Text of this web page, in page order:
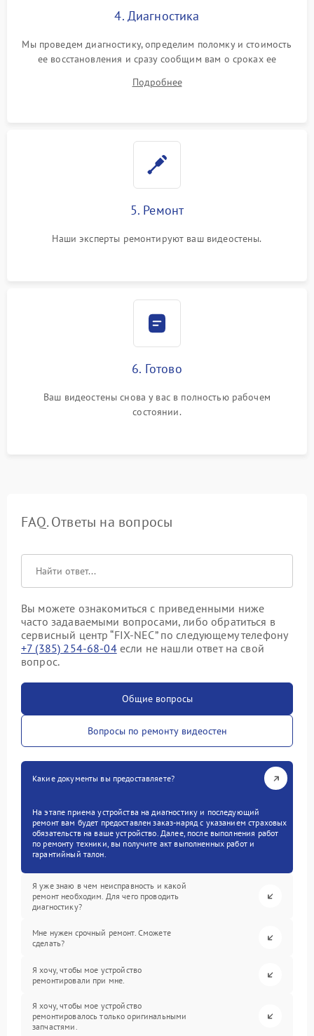
4. Диагностика
Мы проведем диагностику, определим поломку и стоимость
ее восстановления и сразу сообщим вам о сроках ее
Подробнее
5. Ремонт
Наши эксперты ремонтируют ваш видеостены.
6. Готово
Ваш видеостены снова у вас в полностью рабочем
состоянии.
FAQ. Ответы на вопросы
Вы можете ознакомиться с приведенными ниже
часто задаваемыми вопросами, либо обратиться в
сервисный центр “FIX-NEC” по следующему телефону
+7 (385) 254-68-04если не нашли ответ на свой
вопрос.
Общие вопросы
Вопросы по ремонту видеостен
Какие документы вы предоставляете?
На этапе приема устройства на диагностику и последующий
ремонт вам будет предоставлен заказ-наряд с указанием страховых
обязательств на ваше устройство. Далее, после выполнения работ
по ремонту техники, вы получите акт выполненных работ и
гарантийный талон.
Я уже знаю в чем неисправность и какой
ремонт необходим. Для чего проводить
диагностику?
Мне нужен срочный ремонт. Сможете
сделать?
Я хочу, чтобы мое устройство
ремонтировали при мне.
Я хочу, чтобы мое устройство
ремонтировалось только оригинальными
запчастями.